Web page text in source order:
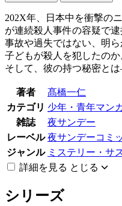
202X年、日本中を衝撃の
が連続殺人事件の容疑で逮
事故や過失ではない、明
子どもが殺人を犯したのか
そして、彼の持つ秘密と
著者
髙橋一仁
カテゴリ 少年・青年マン
雑誌
夜サンデー
レーベル 夜サンデーコミ
ジャンル ミステリー・サ
詳細を見る とじる
シリーズ